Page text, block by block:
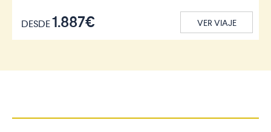
DESDE1.887€ VER VIAJE